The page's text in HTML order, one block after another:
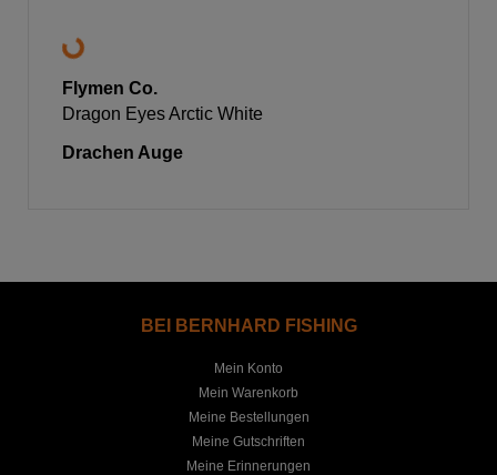
Flymen Co.
Dragon Eyes Arctic White
Drachen Auge
BEI BERNHARD FISHING
Mein Konto
Mein Warenkorb
Meine Bestellungen
Meine Gutschriften
Meine Erinnerungen